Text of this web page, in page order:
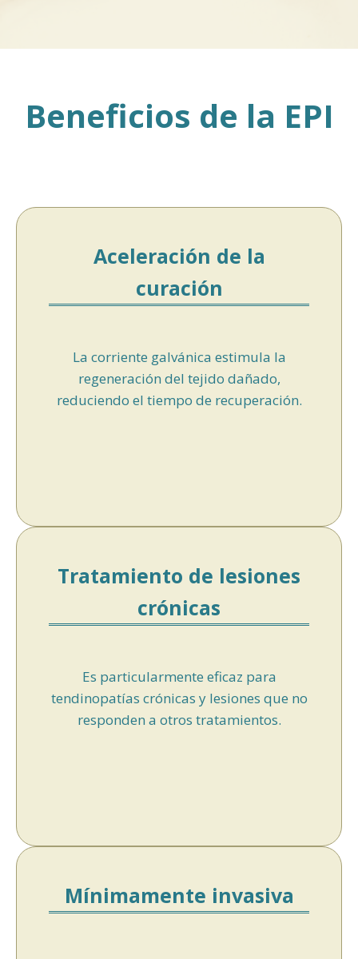
Beneficios de la EPI
Aceleración de la
curación
La corriente galvánica estimula la
regeneración del tejido dañado,
reduciendo el tiempo de recuperación.
Tratamiento de lesiones
crónicas
Es particularmente eficaz para
tendinopatías crónicas y lesiones que no
responden a otros tratamientos.
Mínimamente invasiva